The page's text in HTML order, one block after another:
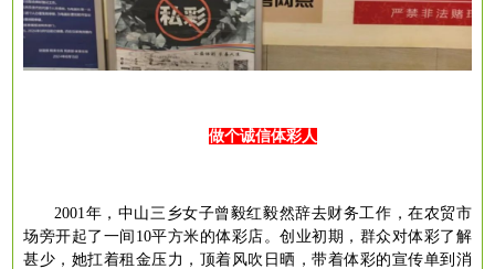
做个诚信体彩人
2001年，中山三乡女子曾毅红毅然辞去财务工作，在农贸市
场旁开起了一间10平方米的体彩店。创业初期，群众对体彩了解
甚少，她扛着租金压力，顶着风吹日晒，带着体彩的宣传单到消